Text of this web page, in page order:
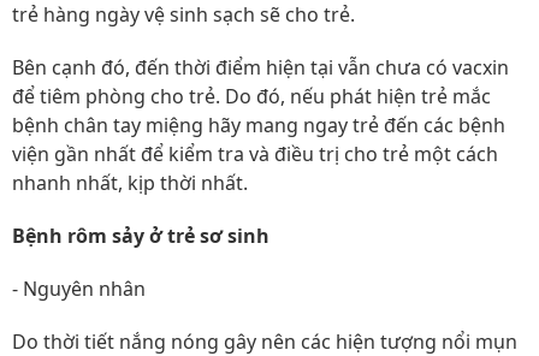
trẻ hàng ngày vệ sinh sạch sẽ cho trẻ.
Bên cạnh đó, đến thời điểm hiện tại vẫn chưa có vacxin
để tiêm phòng cho trẻ. Do đó, nếu phát hiện trẻ mắc
bệnh chân tay miệng hãy mang ngay trẻ đến các bệnh
viện gần nhất để kiểm tra và điều trị cho trẻ một cách
nhanh nhất, kịp thời nhất.
Bệnh rôm sảy ở trẻ sơ sinh
- Nguyên nhân
Do thời tiết nắng nóng gây nên các hiện tượng nổi mụn